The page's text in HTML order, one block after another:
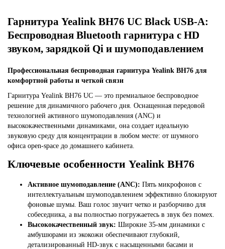
Гарнитура Yealink BH76 UC Black USB-A:
Беспроводная Bluetooth гарнитура с HD
звуком, зарядкой Qi и шумоподавлением
Профессиональная беспроводная гарнитура Yealink BH76 для
комфортной работы и четкой связи
Гарнитура Yealink BH76 UC — это премиальное беспроводное
решение для динамичного рабочего дня. Оснащенная передовой
технологией активного шумоподавления (ANC) и
высококачественными динамиками, она создает идеальную
звуковую среду для концентрации в любом месте: от шумного
офиса open-space до домашнего кабинета.
Ключевые особенности Yealink BH76
Активное шумоподавление (ANC): Пять микрофонов с
интеллектуальным шумоподавлением эффективно блокируют
фоновые шумы. Ваш голос звучит четко и разборчиво для
собеседника, а вы полностью погружаетесь в звук без помех.
Высококачественный звук: Широкие 35-мм динамики с
амбушюрами из экокожи обеспечивают глубокий,
детализированный HD-звук с насыщенными басами и